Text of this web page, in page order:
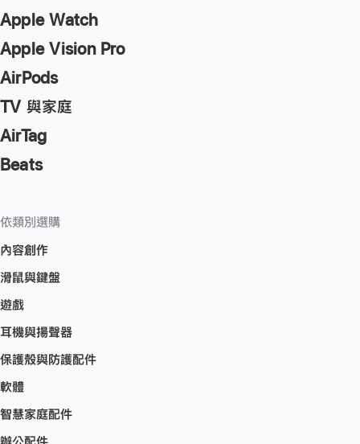
Apple Watch
Apple Vision Pro
AirPods
TV 與家庭
AirTag
Beats
依類別選購
內容創作
滑鼠與鍵盤
遊戲
耳機與揚聲器
保護殼與防護配件
軟體
智慧家庭配件
辦公配件